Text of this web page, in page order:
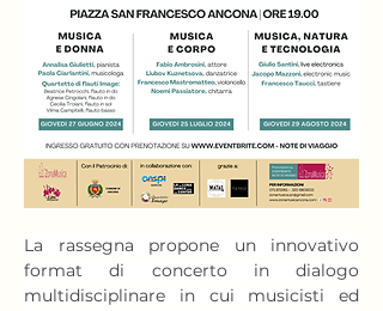
La rassegna propone un innovativo
format di concerto in dialogo
multidisciplinare in cui musicisti ed